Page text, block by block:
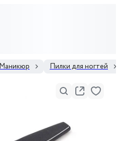
Маникюр Пилки для ногтей